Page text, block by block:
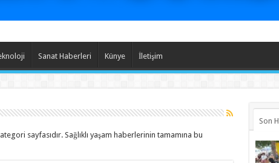
Sanat Haberleri Künye İletişim
sayfasıdır. Sağlıklı yaşam haberlerinin tamamına bu
Son